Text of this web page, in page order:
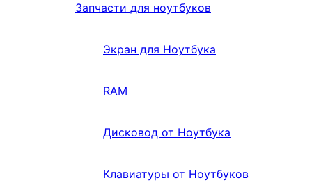
Запчасти для ноутбуков
Экран для Ноутбука
RAM
Дисковод от Ноутбука
Клавиатуры от Ноутбуков